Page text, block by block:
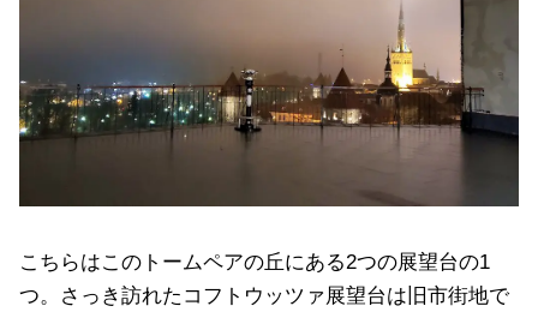
こちらはこのトームペアの丘にある2つの展望台の1
つ。さっき訪れたコフトウッツァ展望台は旧市街地で